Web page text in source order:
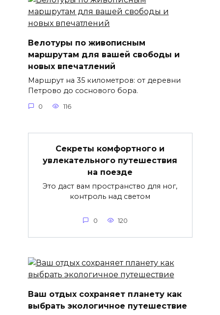
Велотуры по живописным
маршрутам для вашей свободы и
новых впечатлений
Маршрут на 35 километров: от деревни
Петрово до соснового бора.
0 116
Секреты комфортного и
увлекательного путешествия
на поезде
Это даст вам пространство для ног,
контроль над светом
0 120
Ваш отдых сохраняет планету как
выбрать экологичное путешествие